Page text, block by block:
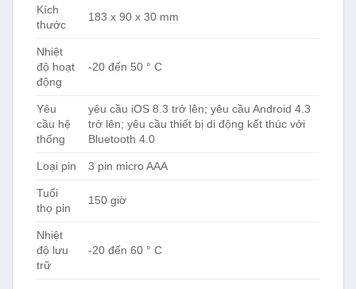
độ lưu
trữ
Chi tiết đóng gói
Kẹp nhiệt kế Testo 115i.
Pin.
Giao thức hiệu chuẩn, hdsd.
SẢN PHẨM TƯƠNG TỰ